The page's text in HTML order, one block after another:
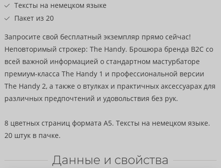
Тексты на немецком языке
Пакет из 20
Запросите свой бесплатный экземпляр прямо сейчас!
Неповторимый строкер: The Handy. Брошюра бренда B2C со
всей важной информацией о стандартном мастурбаторе
премиум-класса The Handy 1 и профессиональной версии
The Handy 2, а также о втулках и практичных аксессуарах для
различных предпочтений и удовольствия без рук.
8 цветных страниц формата A5. Тексты на немецком языке.
20 штук в пачке.
Данные и свойства